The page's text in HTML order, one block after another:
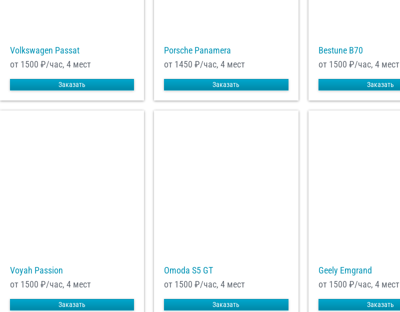
Volkswagen Passat
от 1500 ₽/час, 4 мест
Заказать
Porsche Panamera
от 1450 ₽/час, 4 мест
Заказать
Bestune B70
от 1500 ₽/час, 4 мест
Заказать
Voyah Passion
от 1500 ₽/час, 4 мест
Заказать
Omoda S5 GT
от 1500 ₽/час, 4 мест
Заказать
Geely Emgrand
от 1500 ₽/час, 4 мест
Заказать